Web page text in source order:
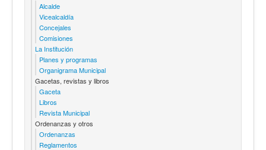
Alcalde
Vicealcaldía
Concejales
Comisiones
La Institución
Planes y programas
Organigrama Municipal
Gacetas, revistas y libros
Gaceta
Libros
Revista Municipal
Ordenanzas y otros
Ordenanzas
Reglamentos